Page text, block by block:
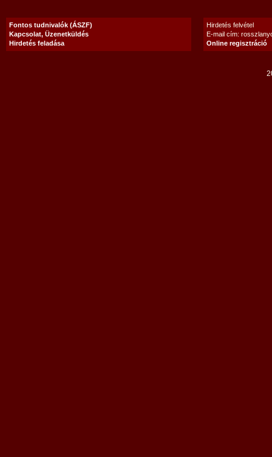
Fontos tudnivalók (ÁSZF)
Kapcsolat, Üzenetküldés
Hirdetés feladása
Hirdetés felvétel
E-mail cím:
Online regisztráció